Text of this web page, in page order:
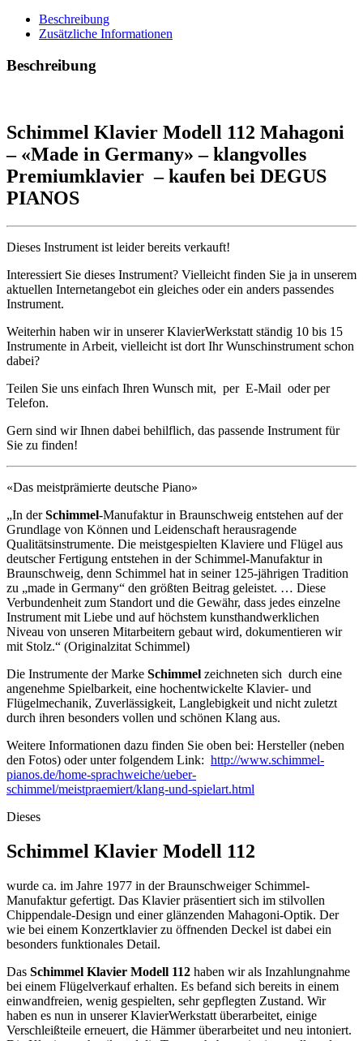
Beschreibung
Zusätzliche Informationen
Beschreibung
Schimmel Klavier Modell 112 Mahagoni
– «Made in Germany» – klangvolles
Premiumklavier – kaufen bei DEGUS
PIANOS
Dieses Instrument ist leider bereits verkauft!
Interessiert Sie dieses Instrument? Vielleicht finden Sie ja in unserem
aktuellen Internetangebot ein gleiches oder ein anders passendes
Instrument.
Weiterhin haben wir in unserer KlavierWerkstatt ständig 10 bis 15
Instrumente in Arbeit, vielleicht ist dort Ihr Wunschinstrument schon
dabei?
Teilen Sie uns einfach Ihren Wunsch mit, per E-Mail oder per
Telefon.
Gern sind wir Ihnen dabei behilflich, das passende Instrument für
Sie zu finden!
«Das meistprämierte deutsche Piano»
„In derSchimmel-Manufaktur in Braunschweig entstehen auf der
Grundlage von Können und Leidenschaft herausragende
Qualitätsinstrumente. Die meistgespielten Klaviere und Flügel aus
deutscher Fertigung entstehen in der Schimmel-Manufaktur in
Braunschweig, denn Schimmel hat in seiner 125-jährigen Tradition
zu „made in Germany“ den größten Beitrag geleistet. … Diese
Verbundenheit zum Standort und die Gewähr, dass jedes einzelne
Instrument mit Liebe und auf höchstem kunsthandwerklichen
Niveau von unseren Mitarbeitern gebaut wird, dokumentieren wir
mit Stolz.“ (Originalzitat Schimmel)
Die Instrumente der Marke Schimmel zeichneten sich durch eine
angenehme Spielbarkeit, eine hochentwickelte Klavier- und
Flügelmechanik, Zuverlässigkeit, Langlebigkeit und nicht zuletzt
durch ihren besonders vollen und schönen Klang aus.
Weitere Informationen dazu finden Sie oben bei: Hersteller (neben
den Fotos) oder unter folgendem Link: http://www.schimmel-
pianos.de/home-sprachweiche/ueber-
schimmel/meistpraemiert/klang-und-spielart.html
Dieses
Schimmel Klavier Modell 112
wurde ca. im Jahre 1977 in der Braunschweiger Schimmel-
Manufaktur gefertigt. Das Klavier präsentiert sich im stilvollen
Chippendale-Design und einer glänzenden Mahagoni-Optik. Der
wie bei einem Konzertklavier zu öffnenden Deckel ist dabei ein
besonders funktionales Detail.
Das Schimmel Klavier Modell 112 haben wir als Inzahlungnahme
bei einem Flügelverkauf erhalten. Es befand sich bereits in einem
einwandfreien, wenig gespielten, sehr gepflegten Zustand. Wir
haben es nun in unserer KlavierWerkstatt überarbeitet, einige
Verschleißteile erneuert, die Hämmer überarbeitet und neu intoniert.